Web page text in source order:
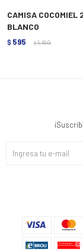
CAMISA
BLANCO
$ 595 $ 1.190